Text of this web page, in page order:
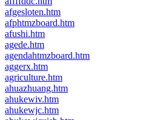
afgesloten.htm
afphtmzboard.htm
afushi.htm
agede.htm
agendahtmzboard.htm
aggerx.htm
agriculture.htm
ahuazhuang.htm
ahukewiv.htm
ahukewjc.htm